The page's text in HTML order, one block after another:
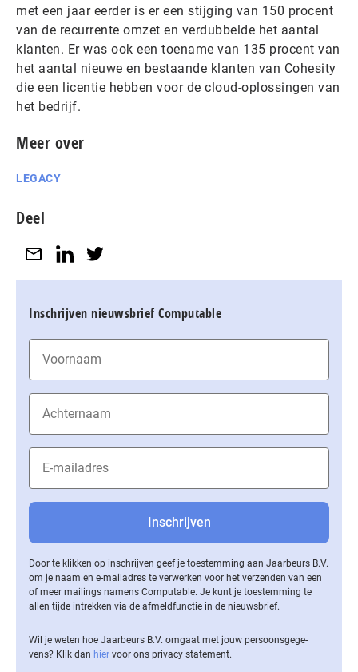
met een jaar eerder is er een stijging van 150 procent
van de recurrente omzet en verdubbelde het aantal
klanten. Er was ook een toename van 135 procent van
het aantal nieuwe en bestaande klanten van Cohesity
die een licentie hebben voor de cloud-oplossingen van
het bedrijf.
Meer over
LEGACY
Deel
Inschrijven nieuwsbrief Computable
Door te klikken op inschrijven geef je toestemming aan Jaarbeurs B.V.
om je naam en e-mailadres te verwerken voor het verzenden van een
of meer mailings namens Computable. Je kunt je toestemming te
allen tijde intrekken via de af­meld­func­tie in de nieuwsbrief.
Wil je weten hoe Jaarbeurs B.V. omgaat met jouw per­soons­ge­ge­
vens? Klik dan hier voor ons privacy statement.